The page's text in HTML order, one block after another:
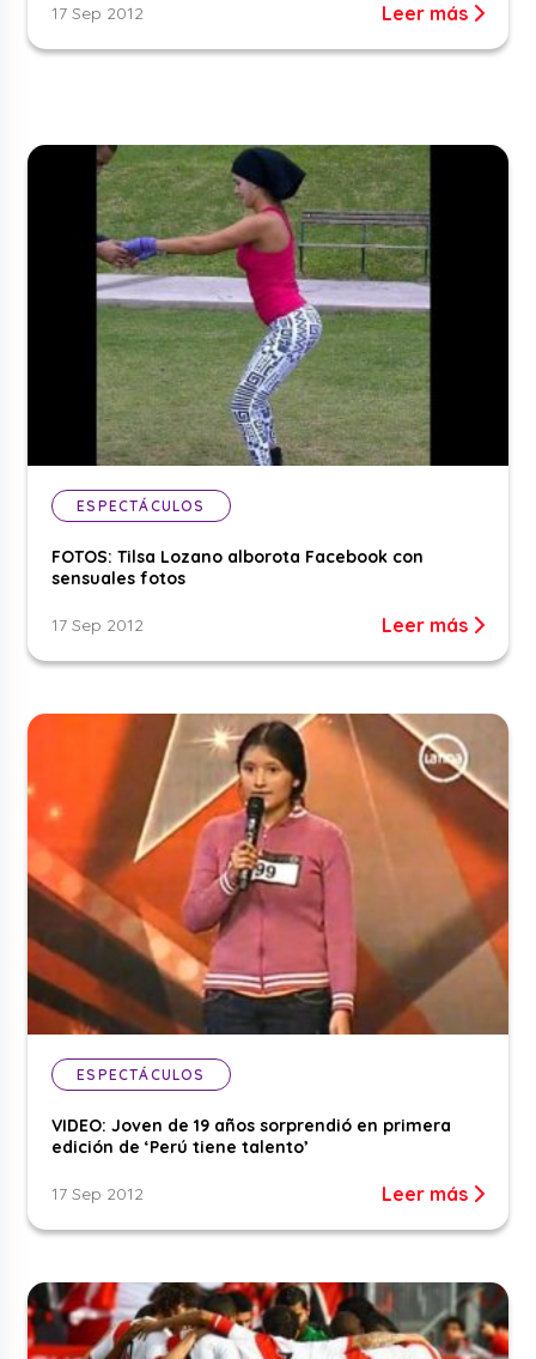
17 Sep 2012 Leer más
ESPECTÁCULOS
FOTOS: Tilsa Lozano alborota Facebook con
sensuales fotos
17 Sep 2012 Leer más
ESPECTÁCULOS
VIDEO: Joven de 19 años sorprendió en primera
edición de ‘Perú tiene talento’
17 Sep 2012 Leer más